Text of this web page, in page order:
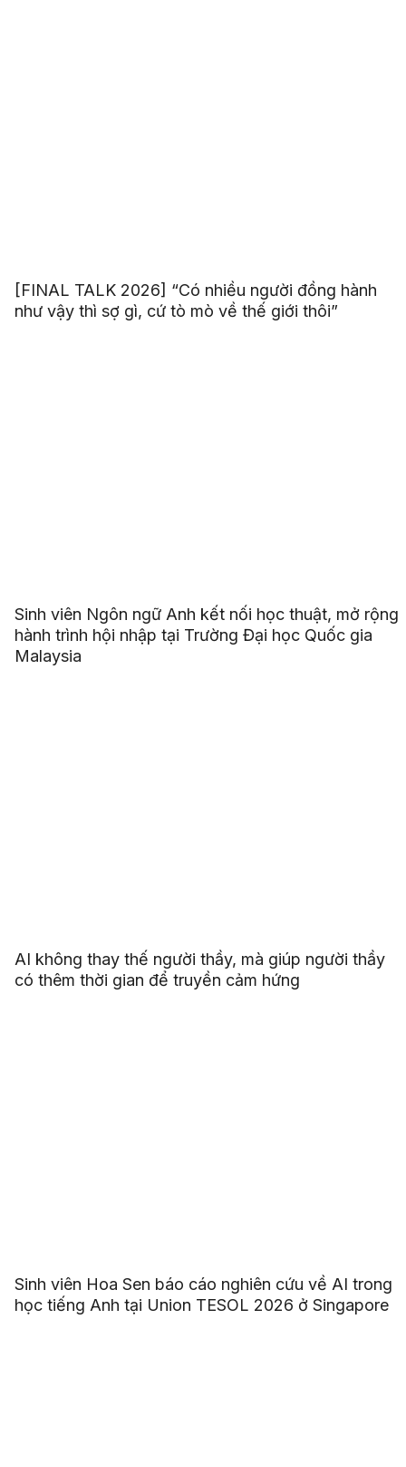
[FINAL TALK 2026] “Có nhiều người đồng hành
như vậy thì sợ gì, cứ tò mò về thế giới thôi”
Sinh viên Ngôn ngữ Anh kết nối học thuật, mở rộng
hành trình hội nhập tại Trường Đại học Quốc gia
Malaysia
AI không thay thế người thầy, mà giúp người thầy
có thêm thời gian để truyền cảm hứng
Sinh viên Hoa Sen báo cáo nghiên cứu về AI trong
học tiếng Anh tại Union TESOL 2026 ở Singapore